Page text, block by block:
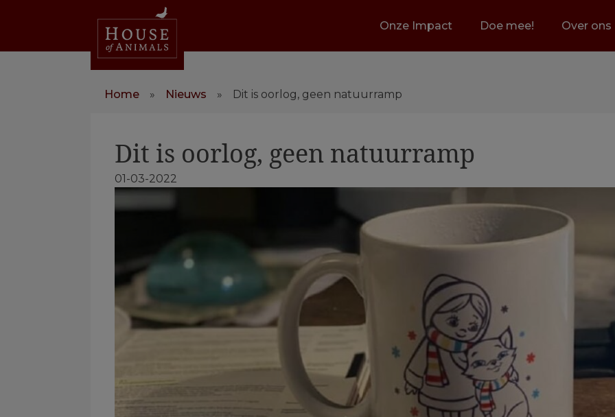
Onze Impact Doe mee! Over ons
Home » Nieuws » Dit is oorlog, geen natuurramp
Dit is oorlog, geen natuurramp
01-03-2022